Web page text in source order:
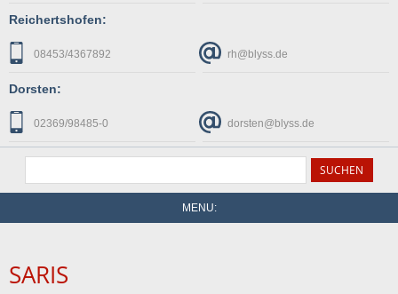
Reichertshofen:
08453/4367892 rh@blyss.de
Dorsten:
02369/98485-0 dorsten@blyss.de
MENU:
SARIS